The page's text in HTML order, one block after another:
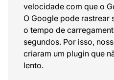
velocidade com que o
O Google pode rastrear
o tempo de
segundos. Por isso,
criaram um plugin que
lento.